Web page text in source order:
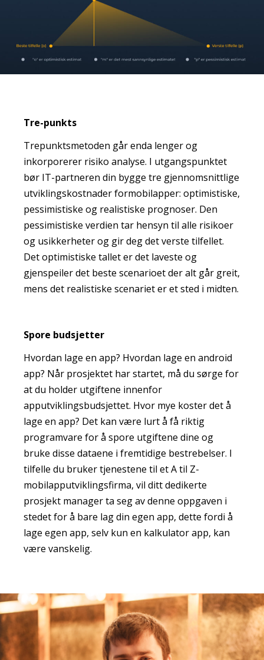
Tre-punkts
Trepunktsmetoden går enda lenger og
inkorporerer risiko analyse. I utgangspunktet
bør IT-partneren din bygge tre gjennomsnittlige
utviklingskostnader formobilapper: optimistiske,
pessimistiske og realistiske prognoser. Den
pessimistiske verdien tar hensyn til alle risikoer
og usikkerheter og gir deg det verste tilfellet.
Det optimistiske tallet er det laveste og
gjenspeiler det beste scenarioet der alt går greit,
mens det realistiske scenariet er et sted i midten.
Spore budsjetter
Hvordan lage en app? Hvordan lage en android
app? Når prosjektet har startet, må du sørge for
at du holder utgiftene innenfor
apputviklingsbudsjettet. Hvor mye koster det å
lage en app? Det kan være lurt å få riktig
programvare for å spore utgiftene dine og
bruke disse dataene i fremtidige bestrebelser. I
tilfelle du bruker tjenestene til et A til Z-
mobilapputviklingsfirma, vil ditt dedikerte
prosjekt manager ta seg av denne oppgaven i
stedet for å bare lag din egen app, dette fordi å
lage egen app, selv kun en kalkulator app, kan
være vanskelig.